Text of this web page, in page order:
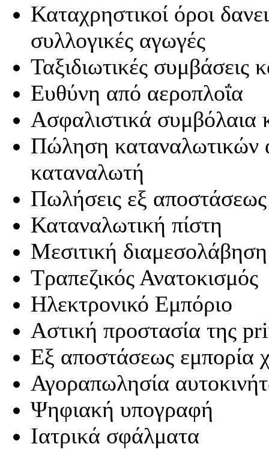
Καταχρηστικοί όροι
συλλογικές αγωγές
Ταξιδιωτικές συμβάσεις
Ευθύνη από αεροπλοΐα
Ασφαλιστικά συμβόλαια
Πώληση καταναλωτικών
καταναλωτή
Πωλήσεις εξ αποστάσεως
Καταναλωτική πίστη
Μεσιτική
Τραπεζικός Ανατοκισμός
Ηλεκτρονικό Εμπόριο
Αστική προστασία της
Εξ αποστάσεως εμπορία
Αγοραπωλησία
Ψηφιακή υπογραφή
Ιατρικά σφάλματα